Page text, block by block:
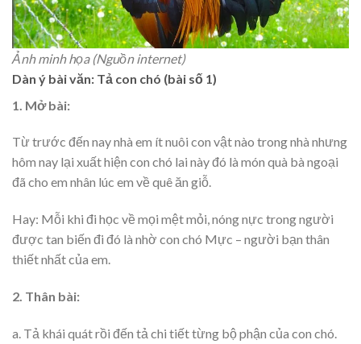
Ảnh minh họa (Nguồn internet)
Dàn ý bài văn: Tả con chó (bài số 1)
1. Mở bài:
Từ trước đến nay nhà em ít nuôi con vật nào trong nhà nhưng
hôm nay lại xuất hiện con chó lai này đó là món quà bà ngoại
đã cho em nhân lúc em về quê ăn giỗ.
Hay: Mỗi khi đi học về mọi mệt mỏi, nóng nực trong người
được tan biến đi đó là nhờ con chó Mực – người bạn thân
thiết nhất của em.
2. Thân bài:
a. Tả khái quát rồi đến tả chi tiết từng bộ phận của con chó.